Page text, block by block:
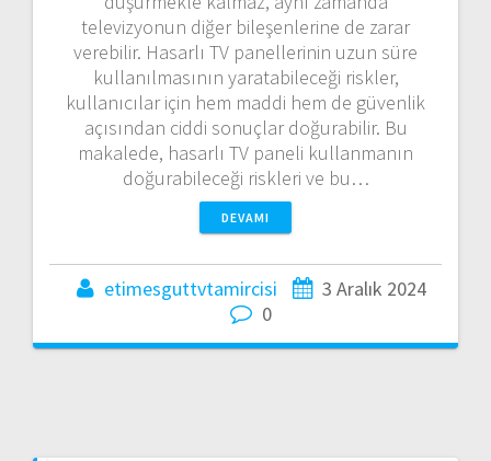
televizyonun diğer bileşenlerine de zarar
verebilir. Hasarlı TV panellerinin uzun süre
kullanılmasının yaratabileceği riskler,
kullanıcılar için hem maddi hem de güvenlik
açısından ciddi sonuçlar doğurabilir. Bu
makalede, hasarlı TV paneli kullanmanın
doğurabileceği riskleri ve bu…
DEVAMI
etimesguttvtamircisi
3 Aralık 2024
0